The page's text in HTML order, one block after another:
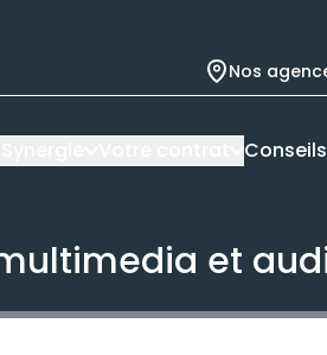
Nos
et
secondes pour enregistrer